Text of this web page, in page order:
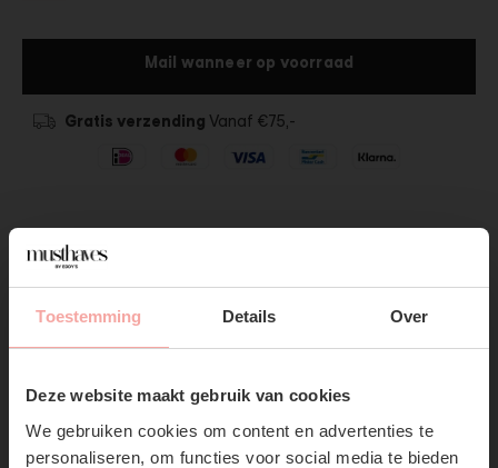
Toestemming Details Over
Deze website maakt gebruik van cookies
We gebruiken cookies om content en advertenties te
personaliseren, om functies voor social media te bieden
SUBSCRIBE NOW & GET
10% OFF YOUR FIRST
ORDER!
Don't miss out on our trendy new drops or exclusive
Mail wanneer op voorraad
Gratis verzending Vanaf €75,-